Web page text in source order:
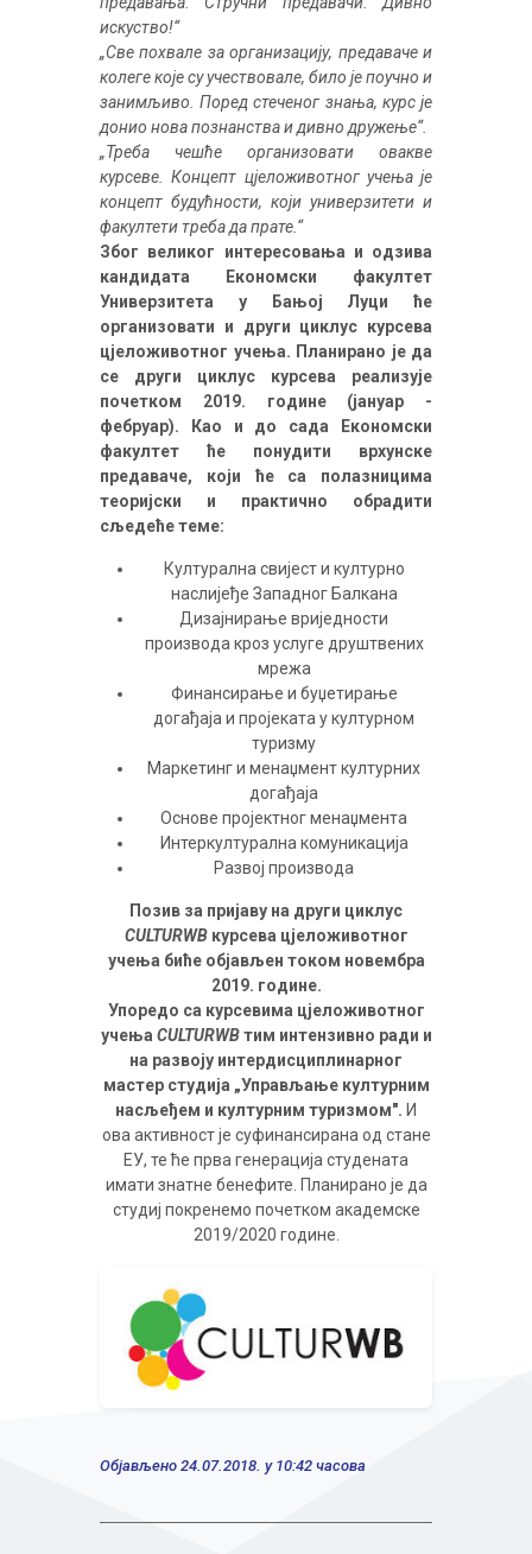
искуство!“
„Све похвале за организацију, предаваче и
колеге које су учествовале, било је поучно и
занимљиво. Поред стеченог знања, курс је
донио нова познанства и дивно дружење“.
„Треба чешће организовати овакве
курсеве. Концепт цјеложивотног учења је
концепт будућности, који универзитети и
факултети треба да прате.“
Због великог интересовања и одзива
кандидата Економски факултет
Универзитета у Бањој Луци ће
организовати и други циклус курсева
цјеложивотног учења. Планирано је да
се други циклус курсева реализује
почетком 2019. године (јануар -
фебруар). Као и до сада Економски
факултет ће понудити врхунске
предаваче, који ће са полазницима
теоријски и практично обрадити
сљедеће теме:
Културална свијест и културно
наслијеђе Западног Балкана
Дизајнирање вриједности
производа кроз услуге друштвених
мрежа
Финансирање и буџетирање
догађаја и пројеката у културном
туризму
Маркетинг и менаџмент културних
догађаја
Основе пројектног менаџмента
Интеркултурална комуникација
Развој производа
Позив за пријаву на други циклус
CULTURWBкурсева цјеложивотног
учења биће објављен током новембра
2019. године.
Упоредо са курсевима цјеложивотног
учења CULTURWBтим интензивно ради и
на развоју интердисциплинарног
мастер студија „Управљање културним
насљеђем и културним туризмом". И
ова активност је суфинансирана од стане
ЕУ, те ће прва генерација студената
имати знатне бенефите. Планирано је да
студиј покренемо почетком академске
2019/2020 године.
Објављено 24.07.2018. у 10:42 часова